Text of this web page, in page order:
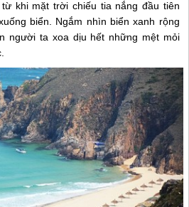
khi mặt trời chiếu tia nắng đầu tiên
biển. Ngắm nhìn biển xanh rộng
người ta xoa dịu hết những mệt mỏi